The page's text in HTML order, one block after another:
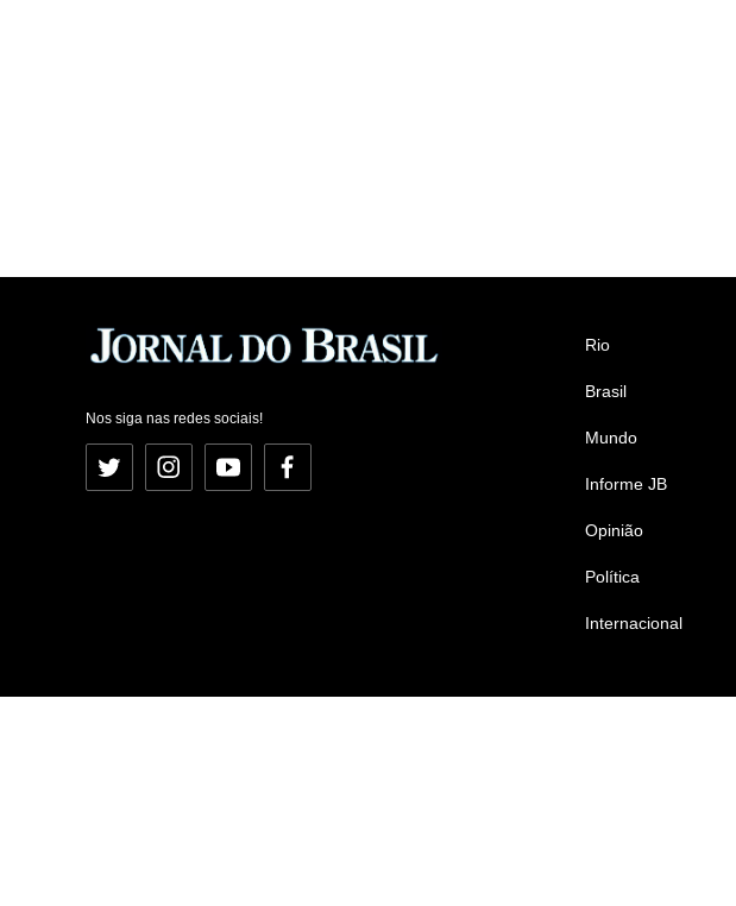
Nos siga nas redes sociais!
Twitter InstagramYouTubeFacebook
Rio
Brasil
Mundo
Informe JB
Opinião
Política
Internacional